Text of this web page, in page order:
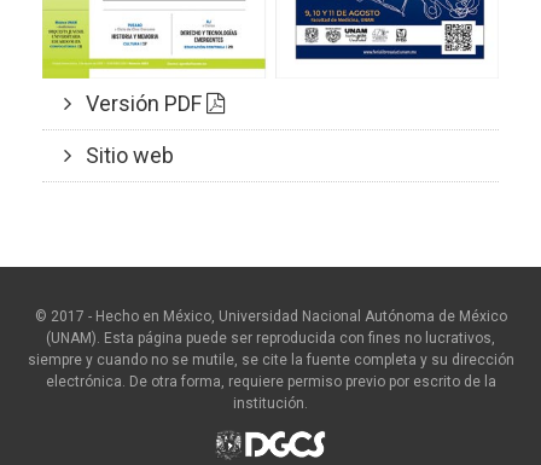
Versión PDF
Sitio web
© 2017 - Hecho en México, Universidad Nacional Autónoma de México
(UNAM). Esta página puede ser reproducida con fines no lucrativos,
siempre y cuando no se mutile, se cite la fuente completa y su dirección
electrónica. De otra forma, requiere permiso previo por escrito de la
institución.